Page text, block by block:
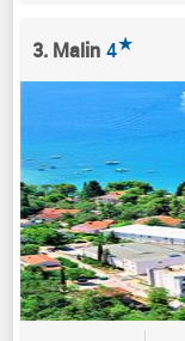
3. Malin 4★